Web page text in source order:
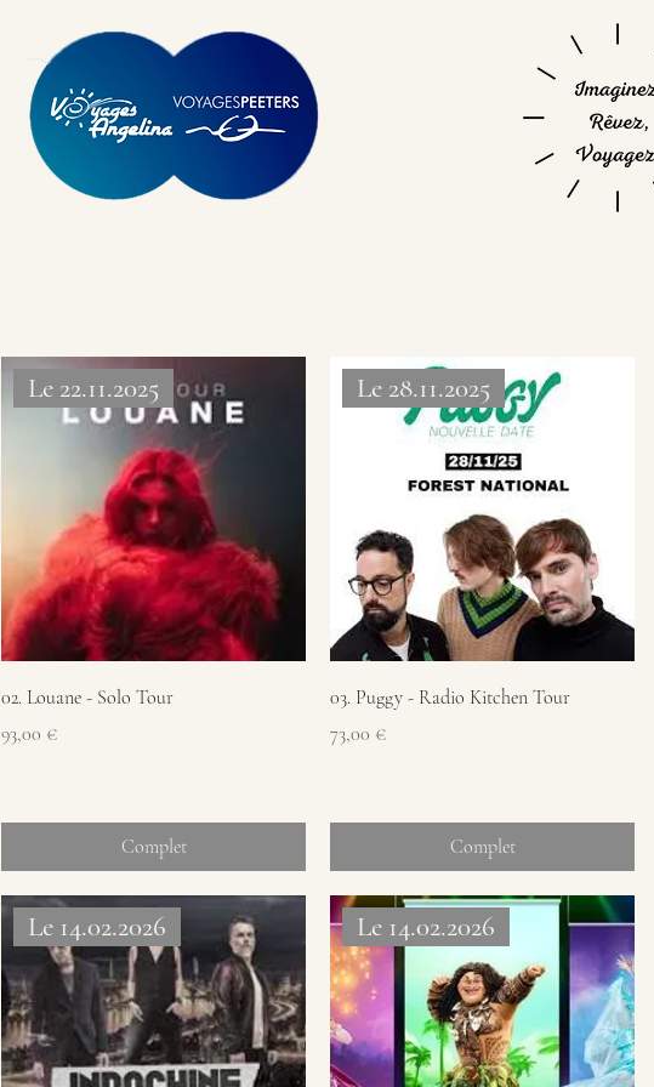
Le 22.11.2025
02. Louane - Solo Tour
Prix
93,00 €
Complet
Le 28.11.2025
03. Puggy - Radio Kitchen Tour
Prix
73,00 €
Complet
Le 14.02.2026 Le 14.02.2026